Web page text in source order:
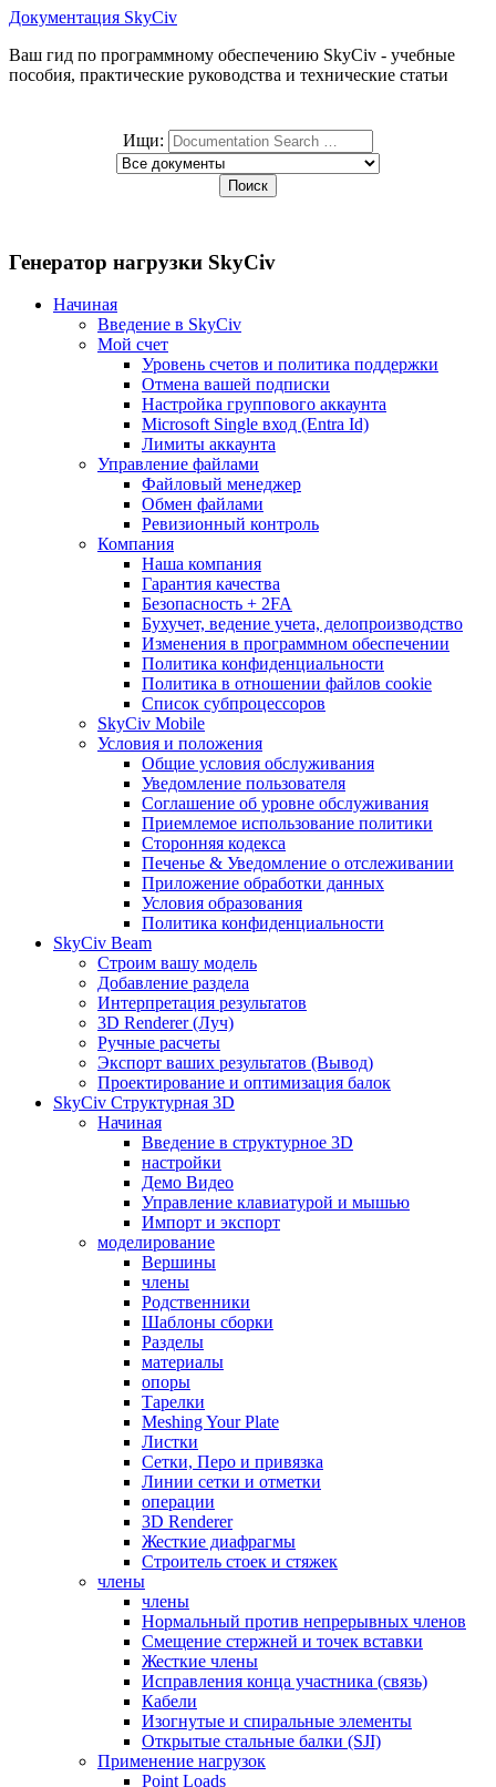
Документация SkyCiv
Ваш гид по программному обеспечению SkyCiv - учебные
пособия, практические руководства и технические статьи
Ищи:
Генератор нагрузки SkyCiv
Начиная
Введение в SkyCiv
Мой счет
Уровень счетов и политика поддержки
Отмена вашей подписки
Настройка группового аккаунта
Microsoft Single вход (Entra Id)
Лимиты аккаунта
Управление файлами
Файловый менеджер
Обмен файлами
Ревизионный контроль
Компания
Наша компания
Гарантия качества
Безопасность + 2FA
Бухучет, ведение учета, делопроизводство
Изменения в программном обеспечении
Политика конфиденциальности
Политика в отношении файлов cookie
Список субпроцессоров
SkyCiv Mobile
Условия и положения
Общие условия обслуживания
Уведомление пользователя
Соглашение об уровне обслуживания
Приемлемое использование политики
Сторонняя кодекса
Печенье & Уведомление о отслеживании
Приложение обработки данных
Условия образования
Политика конфиденциальности
SkyCiv Beam
Строим вашу модель
Добавление раздела
Интерпретация результатов
3D Renderer (Луч)
Ручные расчеты
Экспорт ваших результатов (Вывод)
Проектирование и оптимизация балок
SkyCiv Структурная 3D
Начиная
Введение в структурное 3D
настройки
Демо Видео
Управление клавиатурой и мышью
Импорт и экспорт
моделирование
Вершины
члены
Родственники
Шаблоны сборки
Разделы
материалы
опоры
Тарелки
Meshing Your Plate
Листки
Сетки, Перо и привязка
Линии сетки и отметки
операции
3D Renderer
Жесткие диафрагмы
Строитель стоек и стяжек
члены
члены
Нормальный против непрерывных членов
Смещение стержней и точек вставки
Жесткие члены
Исправления конца участника (связь)
Кабели
Изогнутые и спиральные элементы
Открытые стальные балки (SJI)
Применение нагрузок
Point Loads